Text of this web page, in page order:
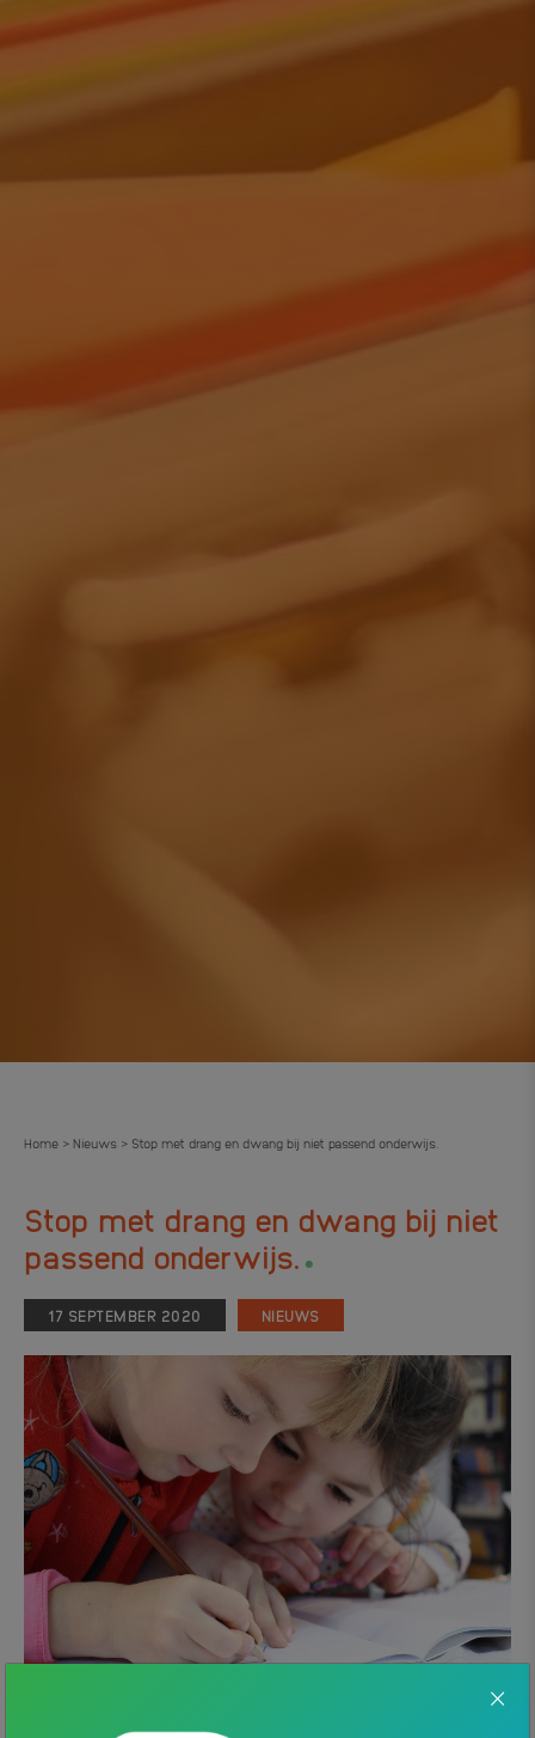
Home > Nieuws > Stop met drang en dwang bij niet passend onderwijs.
Stop met drang en dwang bij niet
passend onderwijs..
17 SEPTEMBER 2020 NIEUWS